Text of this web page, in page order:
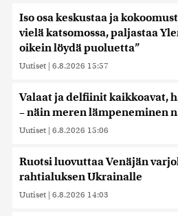
Iso osa keskustaa ja
vielä katsomossa, paljastaa
oikein löydä puoluetta”
Uutiset | 6.8.2026 15:57
Valaat ja delfiinit kaikkoavat,
– näin meren lämpeneminen
Uutiset | 6.8.2026 15:06
Ruotsi luovuttaa Venäjän
rahtialuksen Ukrainalle
Uutiset | 6.8.2026 14:03